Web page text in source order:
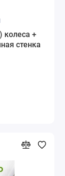
колеса +
стенка